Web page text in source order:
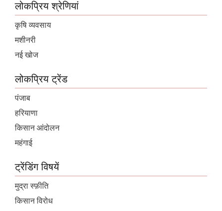
लोकप्रिय श्रेणियां
कृषि व्यवसाय
मशीनरी
नई खोज
लोकप्रिय ट्रेंड
पंजाब
हरियाणा
किसान आंदोलन
महंगाई
ट्रेंडिंग विषयें
मुद्रा स्फ़ीति
किसान विरोध